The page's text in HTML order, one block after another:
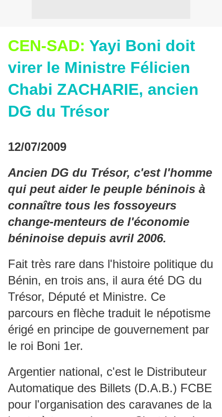
CEN-SAD: Yayi Boni doit
virer le Ministre Félicien
Chabi ZACHARIE, ancien
DG du Trésor
12/07/2009
Ancien DG du Trésor, c'est l'homme
qui peut aider le peuple béninois à
connaître tous les fossoyeurs
change-menteurs de l'économie
béninoise depuis avril 2006.
Fait très rare dans l'histoire politique du
Bénin, en trois ans, il aura été DG du
Trésor, Député et Ministre. Ce
parcours en flèche traduit le népotisme
érigé en principe de gouvernement par
le roi Boni 1er.
Argentier national, c'est le Distributeur
Automatique des Billets (D.A.B.) FCBE
pour l'organisation des caravanes de la